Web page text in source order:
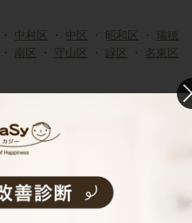
・ 中村区 ・ 中区 ・ 昭和区 ・
瑞穂
・ 南区 ・ 守山区 ・ 緑区 ・ 名東区
津島市・
市・大府市
・愛西市
・東浦町